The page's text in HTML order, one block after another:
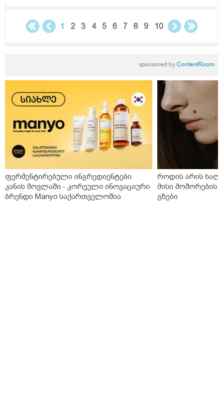
1 2 3 4 5 6 7 8 9 10
sponsored byContentRoom
ფერმენტირებული ინგრედიენტები
კანის მოვლაში - კორეული ინოვაციური
ბრენდი Manyo საქართველოშია
როდის არის
მისი მოშორების
გზები